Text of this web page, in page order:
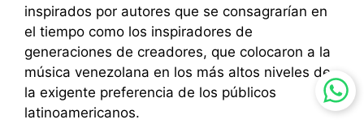
inspirados por autores que se consagrarían en
el tiempo como los inspiradores de
generaciones de creadores, que colocaron a la
música venezolana en los más altos niveles de
la exigente preferencia de los públicos
latinoamericanos.